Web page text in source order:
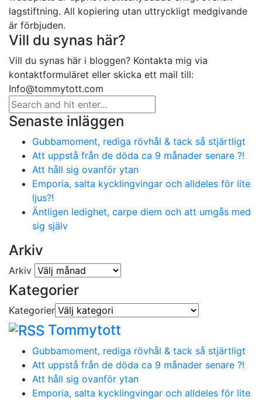
lagstiftning. All kopiering utan uttryckligt medgivande
är förbjuden.
Vill du synas här?
Vill du synas här i bloggen? Kontakta mig via
kontaktformuläret eller skicka ett mail till:
Info@tommytott.com
Senaste inläggen
Gubbamoment, rediga rövhål & tack så stjärtligt
Att uppstå från de döda ca 9 månader senare ?!
Att håll sig ovanför ytan
Emporia, salta kycklingvingar och alldeles för lite
ljus?!
Äntligen ledighet, carpe diem och att umgås med
sig själv
Arkiv
Arkiv
Kategorier
Kategorier
Tommytott
Gubbamoment, rediga rövhål & tack så stjärtligt
Att uppstå från de döda ca 9 månader senare ?!
Att håll sig ovanför ytan
Emporia, salta kycklingvingar och alldeles för lite